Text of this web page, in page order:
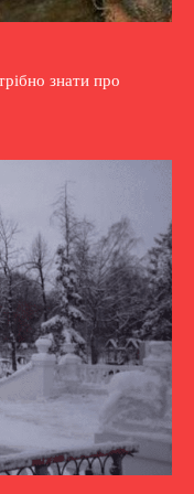
знати про